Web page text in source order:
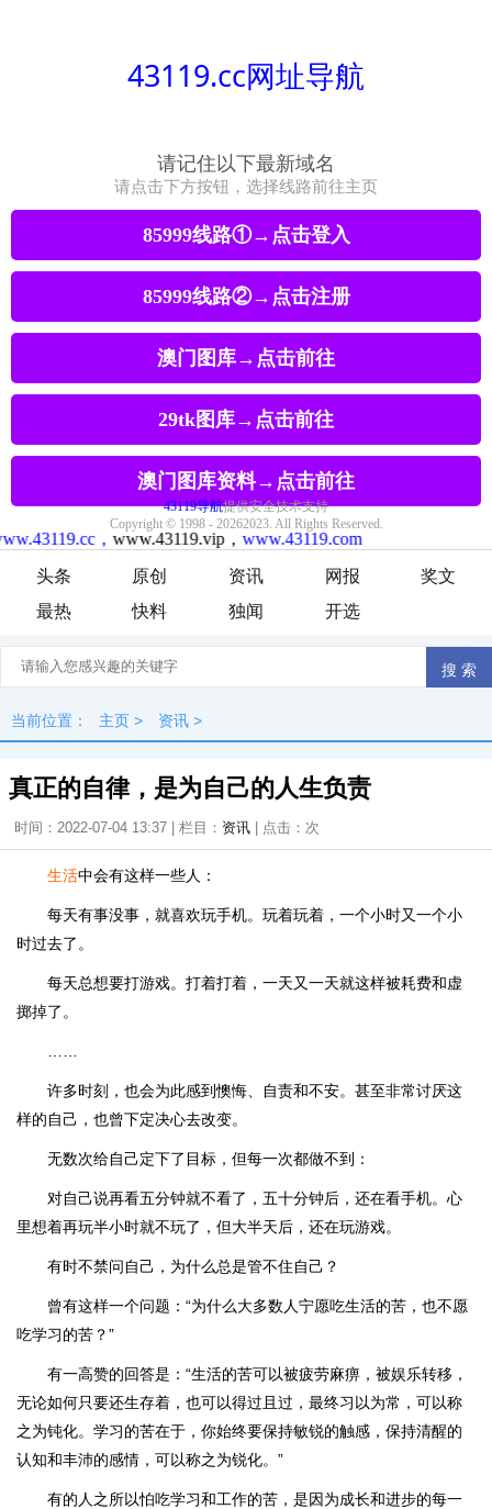
头条 原创 资讯 网报
奖文
最热
快料 独闻 开选
当前位置： 主页 > 资讯 >
真正的自律，是为自己的人生负责
时间：2022-07-04 13:37 | 栏目： 资讯 | 点击： 次
生活中会有这样一些人：
每天有事没事，就喜欢玩手机。玩着玩着，一个小时又一个小
时过去了。
每天总想要打游戏。打着打着，一天又一天就这样被耗费和虚
掷掉了。
许多时刻，也会为此感到懊悔、自责和不安。甚至非常讨厌这
样的自己，也曾下定决心去改变。
无数次给自己定下了目标，但每一次都做不到：
对自己说再看五分钟就不看了，五十分钟后，还在看手机。心
里想着再玩半小时就不玩了，但大半天后，还在玩游戏。
有时不禁问自己，为什么总是管不住自己？
曾有这样一个问题：“为什么大多数人宁愿吃生活的苦，也不愿
吃学习的苦？”
有一高赞的回答是：“生活的苦可以被疲劳麻痹，被娱乐转移，
无论如何只要还生存着，也可以得过且过，最终习以为常，可以称
之为钝化。学习的苦在于，你始终要保持敏锐的触感，保持清醒的
认知和丰沛的感情，可以称之为锐化。”
有的人之所以怕吃学习和工作的苦，是因为成长和进步的每一